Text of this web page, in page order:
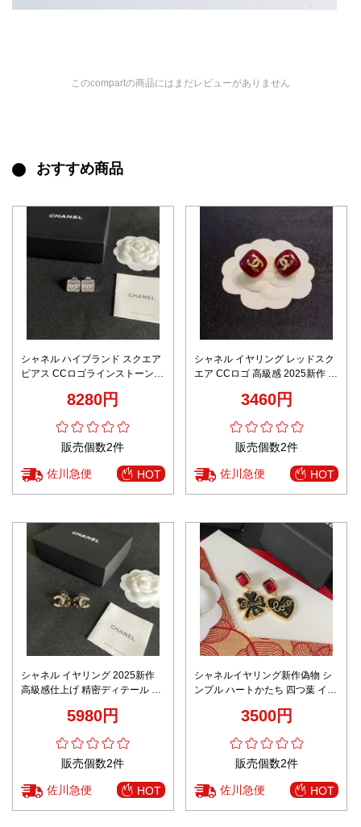
このcompartの商品にはまだレビューがありません
おすすめ商品
シャネル ハイブランド スクエア
ピアス CCロゴラインストーン装
8280円
販売個数2件
佐川急便 HOT
シャネル イヤリング レッドスク
エア CCロゴ 高級感 2025新作 ブ
3460円
販売個数2件
佐川急便 HOT
シャネル イヤリング 2025新作
高級感仕上げ 精密ディテール 高
5980円
販売個数2件
佐川急便 HOT
シャネルイヤリング新作偽物 シ
ンプル ハートかたち 四つ葉 イヤ
3500円
販売個数2件
佐川急便 HOT